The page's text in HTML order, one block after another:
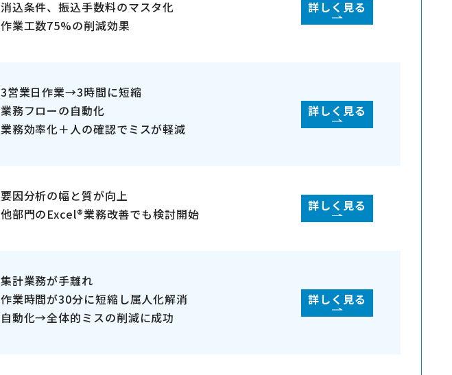
消込条件、振込手数料のマスタ化
作業工数75%の削減効果
詳しく見る
3営業日作業→3時間に短縮
業務フローの自動化
業務効率化＋人の確認でミスが軽減
詳しく見る
要因分析の幅と質が向上
他部門のExcel®業務改善でも検討開始
詳しく見る
集計業務が手離れ
作業時間が30分に短縮し属人化解消
自動化→全体的ミスの削減に成功
詳しく見る